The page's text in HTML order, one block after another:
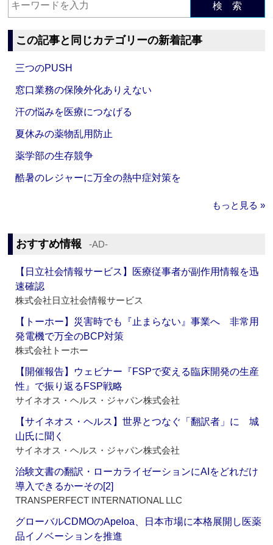
検 索
この記事と同じカテゴリーの新着記事
三つのPUSH
窓口業務の保険外化ありえない
汗の悩みを医療につなげる
夏休みの薬物乱用防止
薬学部の生存競争
酷暑のレジャーに万全の熱中症対策を
もっと見る »
おすすめ情報 ‐AD‐
【日立社会情報サービス】医療従事者が副作用情報を迅
速確認
株式会社日立社会情報サービス
【トーホー】災害時でも『止まらない』事業へ 非常用
発電機で万全のBCP対策
株式会社トーホー
【開催報告】ウェビナー『FSPで変える臨床開発の生産
性』で振り返るFSP戦略
サイネオス・ヘルス・ジャパン株式会社
【サイネオス・ヘルス】世界とつなぐ「翻訳者」に 城
山氏に聞く
サイネオス・ヘルス・ジャパン株式会社
治験文書の翻訳・ローカライゼーションにAIをどれだけ
導入できるかーその[2]
TRANSPERFECT INTERNATIONAL LLC
グローバルCDMOのApeloa、日本市場に本格展開し医薬
品イノベーションを推進